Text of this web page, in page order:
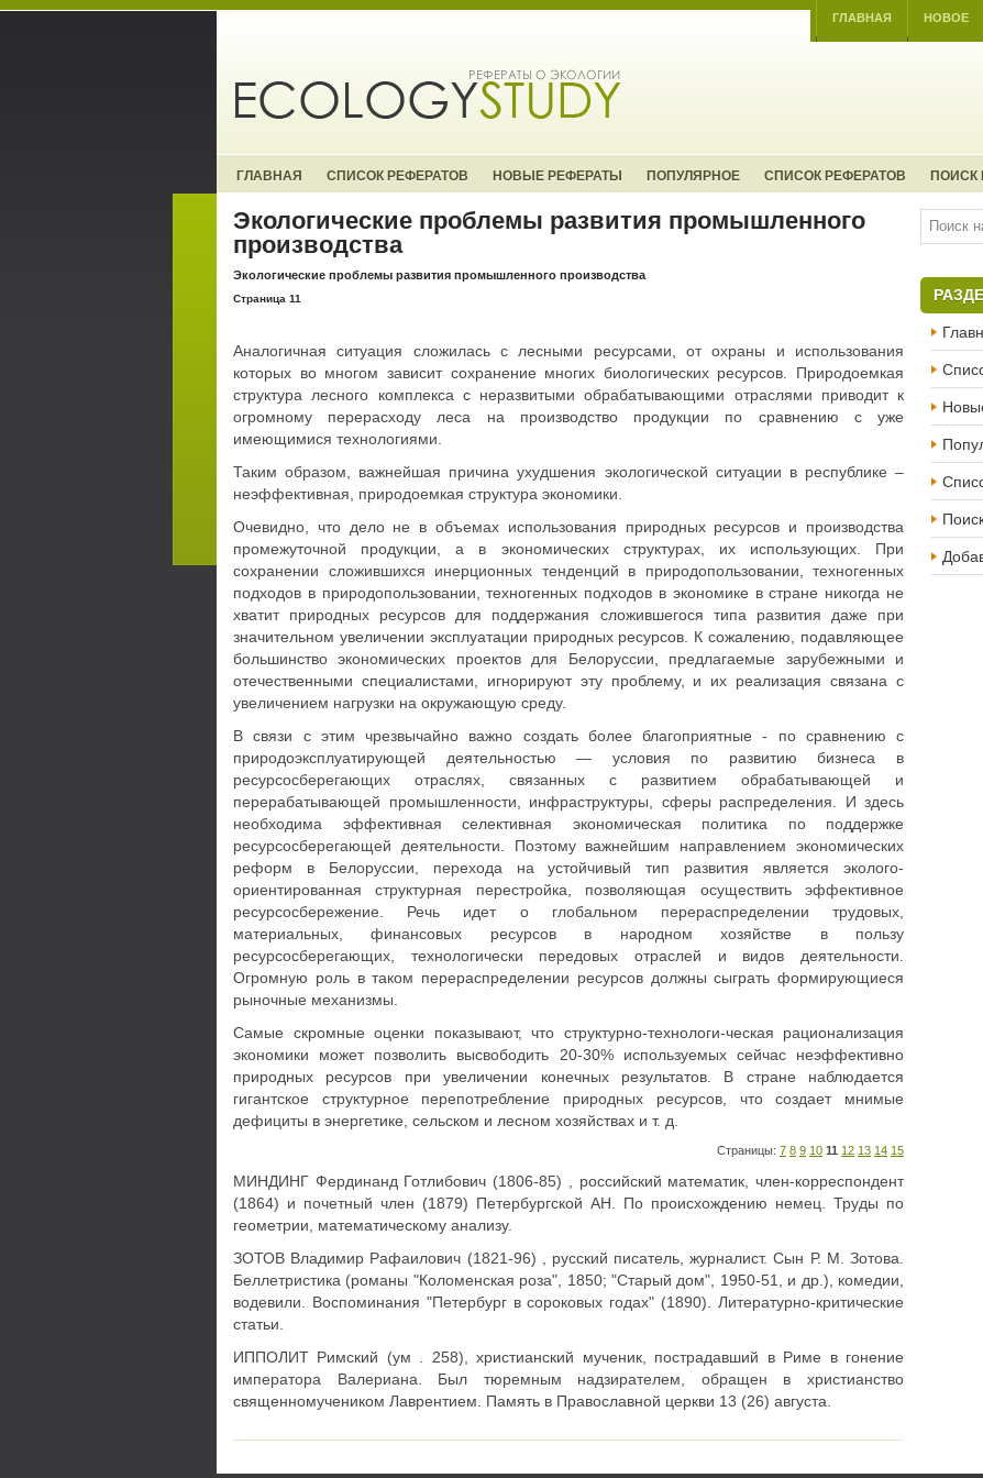
ГЛАВНАЯ НОВОЕ
ГЛАВНАЯ СПИСОК РЕФЕРАТОВ НОВЫЕ РЕФЕРАТЫ ПОПУЛЯРНОЕ СПИСОК РЕФЕРАТОВ ПОИСК
Экологические проблемы развития промышленного
производства
Экологические проблемы развития промышленного производства
Страница 11
Аналогичная ситуация сложилась с лесными ресурсами, от охраны и исполь­зования
которых во многом зависит сохранение многих биологических ресурсов. Природоемкая
структура лесного комплекса с неразвитыми обрабатывающими отраслями приводит к
огромному перерасходу леса на производство продукции по сравнению с уже
имеющимися технологиями.
Таким образом, важнейшая причина ухудшения экологической ситуации в республике –
неэффективная, природоемкая структура экономики.
Очевидно, что дело не в объемах использования природных ресурсов и производ­ства
промежуточной продукции, а в экономических структурах, их использующих. При
сохранении сложившихся инерционных тенденций в природопользовании, техногенных
подходов в природопользовании, техногенных подходов в экономике в стране никогда не
хватит природных ресурсов для поддержания сложившегося типа развития даже при
значительном увеличении эксплуатации природных ресурсов. К сожалению, подавляющее
большинство экономических проектов для Белоруссии, пред­лагаемые зарубежными и
отечественными специалистами, игнорируют эту проблему, и их реализация связана с
увеличением нагрузки на окружающую среду.
В связи с этим чрезвычайно важно создать более благоприятные - по сравнению с
природоэксплуатирующей деятельностью — условия по развитию бизнеса в
ресурсосберегающих отраслях, связанных с развитием обрабатывающей и
перерабатывающей про­мышленности, инфраструктуры, сферы распределения. И здесь
необходима эффективная селективная экономическая политика по поддержке
ресурсосберегающей деятель­ности. Поэтому важнейшим направлением экономических
реформ в Белоруссии, перехода на устойчивый тип развития является эколого-
ориентированная структурная пере­стройка, позволяющая осуществить эффективное
ресурсосбережение. Речь идет о глобальном перераспределении трудовых,
материальных, финансовых ресурсов в народном хозяйстве в пользу
ресурсосберегающих, технологически передовых отраслей и видов деятельности.
Огромную роль в таком перераспределении ресурсов должны сыграть формирующиеся
ры­ночные механизмы.
Самые скромные оценки показывают, что структурно-технологи-ческая рационализация
эко­номики может позволить высвободить 20-30% используемых сейчас неэф­фективно
природных ресурсов при увеличении конечных результатов. В стране наблюдается
гигантское структурное перепотребление природных ресурсов, что создает мнимые
дефициты в энергетике, сельском и лесном хозяйствах и т. д.
Страницы: 7 8 9 10 11 12 13 14 15
МИНДИНГ Фердинанд Готлибович (1806-85) , российский математик, член-корреспондент
(1864) и почетный член (1879) Петербургской АН. По происхождению немец. Труды по
геометрии, математическому анализу.
ЗОТОВ Владимир Рафаилович (1821-96) , русский писатель, журналист. Сын Р. М. Зотова.
Беллетристика (романы "Коломенская роза", 1850; "Старый дом", 1950-51, и др.), комедии,
водевили. Воспоминания "Петербург в сороковых годах" (1890). Литературно-критические
статьи.
ИППОЛИТ Римский (ум . 258), христианский мученик, пострадавший в Риме в гонение
императора Валериана. Был тюремным надзирателем, обращен в христианство
священномучеником Лаврентием. Память в Православной церкви 13 (26) августа.